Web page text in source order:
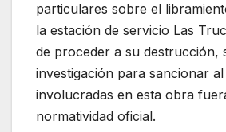
particulares sobre el
la estación de servicio Las
de proceder a su destrucción,
investigación para sancionar
involucradas en esta obra
normatividad oficial.